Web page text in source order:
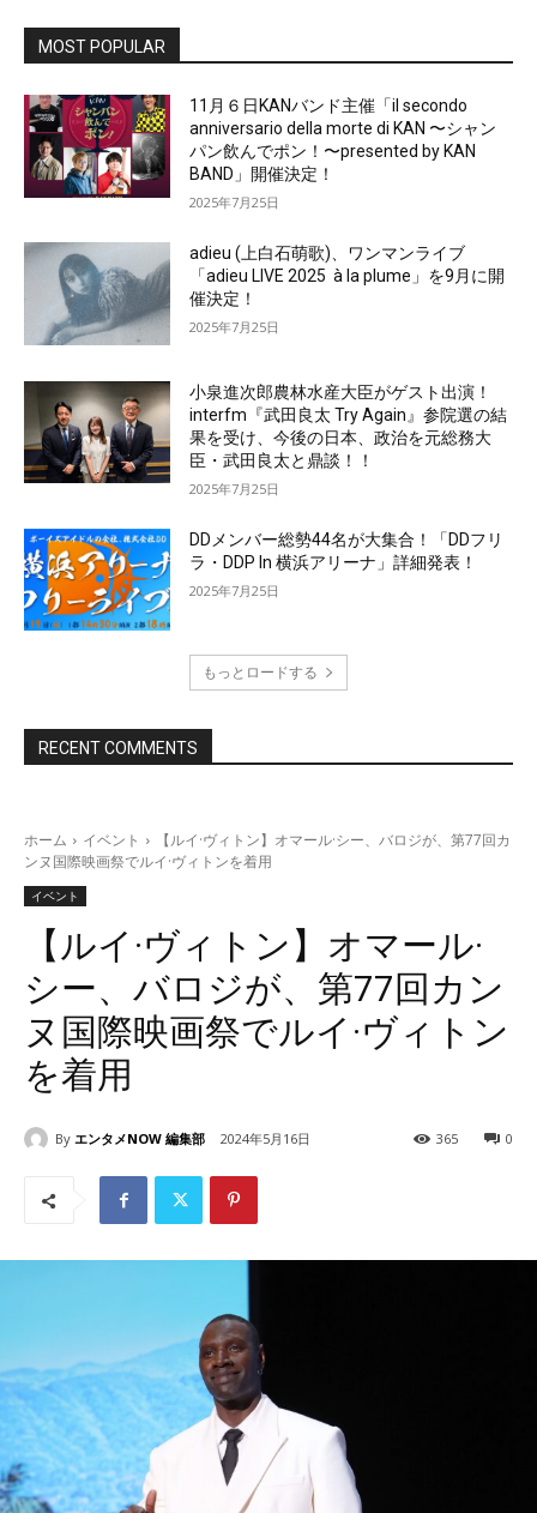
MOST POPULAR
11月６日KANバンド主催「il secondo
anniversario della morte di KAN 〜シャン
パン飲んでポン！〜presented by KAN
BAND」開催決定！
2025年7月25日
adieu (上白石萌歌)、ワンマンライブ
「adieu LIVE 2025 à la plume」を9月に開
催決定！
2025年7月25日
小泉進次郎農林水産大臣がゲスト出演！
interfm『武田良太 Try Again』参院選の結
果を受け、今後の日本、政治を元総務大
臣・武田良太と鼎談！！
2025年7月25日
DDメンバー総勢44名が大集合！「DDフリ
ラ・DDP In 横浜アリーナ」詳細発表！
2025年7月25日
もっとロードする
RECENT COMMENTS